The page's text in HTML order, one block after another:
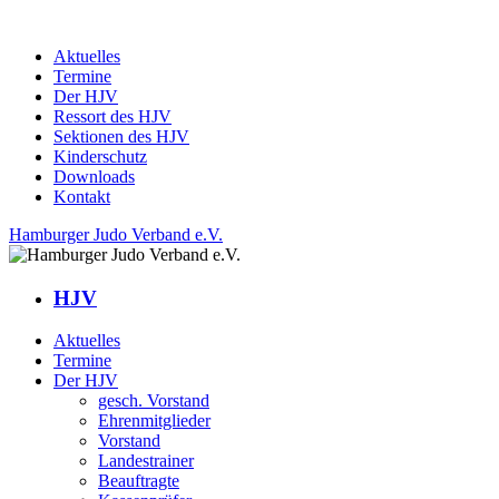
Aktuelles
Termine
Der HJV
Ressort des HJV
Sektionen des HJV
Kinderschutz
Downloads
Kontakt
Hamburger Judo Verband e.V.
HJV
Aktuelles
Termine
Der HJV
gesch. Vorstand
Ehrenmitglieder
Vorstand
Landestrainer
Beauftragte